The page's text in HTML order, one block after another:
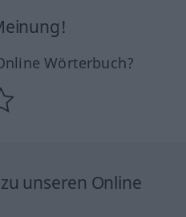
Wörterbuch?
unseren Online